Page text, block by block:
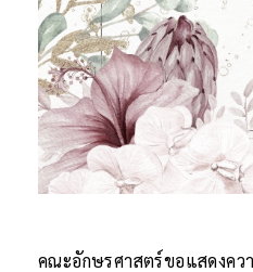
คณะอักษรศาสตร์ขอแสดงคว